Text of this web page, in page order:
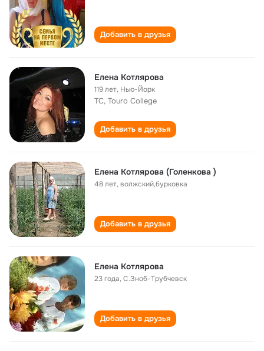
Добавить в друзья
Елена Котлярова
119 лет, Нью-Йорк
TC, Touro College
Добавить в друзья
Елена Котлярова (Голенкова )
48 лет,волжский,бурковка
Добавить в друзья
Елена Котлярова
23 года,С.Зноб-Трубчевск
Добавить в друзья